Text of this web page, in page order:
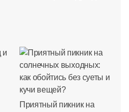
Приятный пикник на